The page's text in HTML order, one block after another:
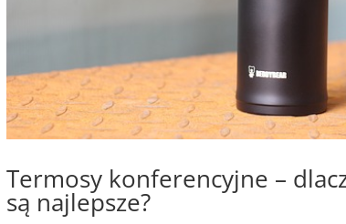
Termosy konferencyjne –
są najlepsze?